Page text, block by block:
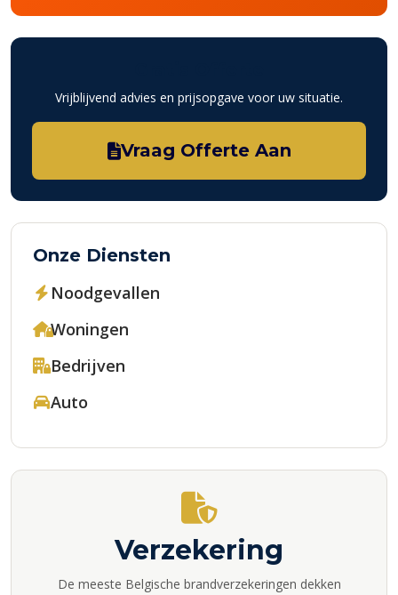
Vrijblijvend advies en prijsopgave voor uw situatie.
Vraag Offerte Aan
Onze Diensten
Noodgevallen
Woningen
Bedrijven
Auto
Verzekering
De meeste Belgische brandverzekeringen dekken